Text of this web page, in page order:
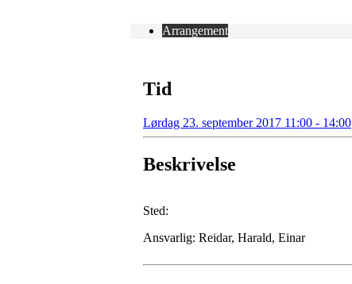
Arrangement
Tid
Lørdag 23. september 2017 11:00 - 14:00
Beskrivelse
Sted:
Ansvarlig: Reidar, Harald, Einar